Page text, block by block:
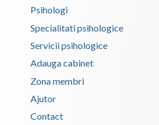
Psihologi
Specialitati psihologice
Servicii psihologice
Adauga cabinet
Zona membri
Ajutor
Contact